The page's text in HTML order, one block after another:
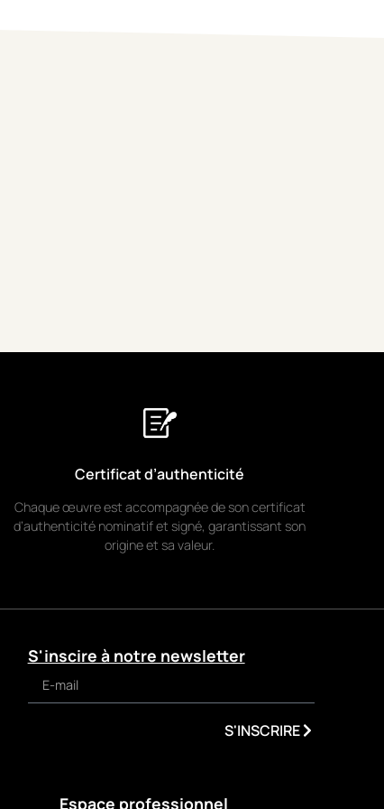
Certificat d’authenticité
Chaque œuvre est accompagnée de son certificat
d’authenticité nominatif et signé, garantissant son
origine et sa valeur.
S'inscire à notre newsletter
S'INSCRIRE
Espace professionnel